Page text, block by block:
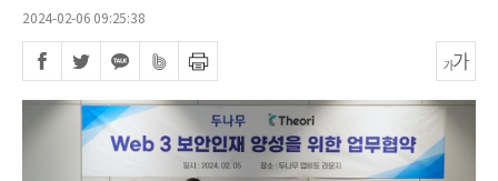
2024-02-06 09:25:38